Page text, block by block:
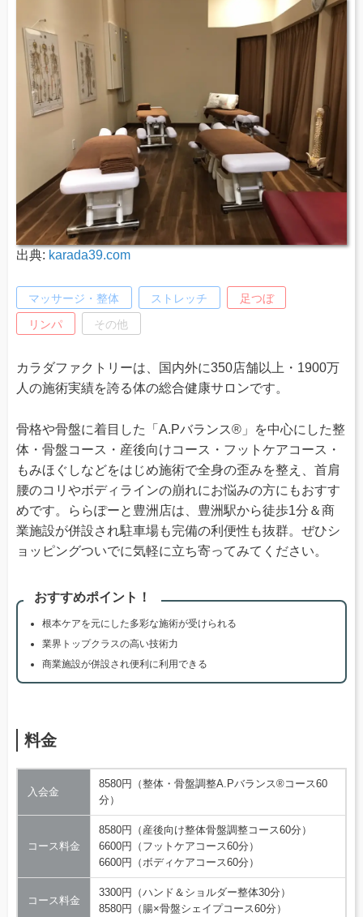
出典: karada39.com
マッサージ・整体 ストレッチ 足つぼ
リンパ その他
カラダファクトリーは、国内外に350店舗以上・1900万
人の施術実績を誇る体の総合健康サロンです。
骨格や骨盤に着目した「A.Pバランス®」を中心にした整
体・骨盤コース・産後向けコース・フットケアコース・
もみほぐしなどをはじめ施術で全身の歪みを整え、首肩
腰のコリやボディラインの崩れにお悩みの方にもおすす
めです。ららぽーと豊洲店は、豊洲駅から徒歩1分＆商
業施設が併設され駐車場も完備の利便性も抜群。ぜひシ
ョッピングついでに気軽に立ち寄ってみてください。
おすすめポイント！
根本ケアを元にした多彩な施術が受けられる
業界トップクラスの高い技術力
商業施設が併設され便利に利用できる
料金
入会金
8580円（整体・骨盤調整A.Pバランス®コース60
分）
コース料金
8580円（産後向け整体骨盤調整コース60分）
6600円（フットケアコース60分）
6600円（ボディケアコース60分）
コース料金
3300円（ハンド＆ショルダー整体30分）
8580円（腸×骨盤シェイプコース60分）